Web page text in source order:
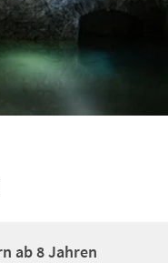
ab 8 Jahren